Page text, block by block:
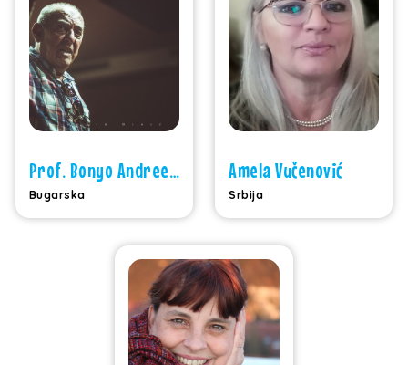
Prof. Bonyo Andreev Lungov
Bugarska
Amela Vučenović
Srbija